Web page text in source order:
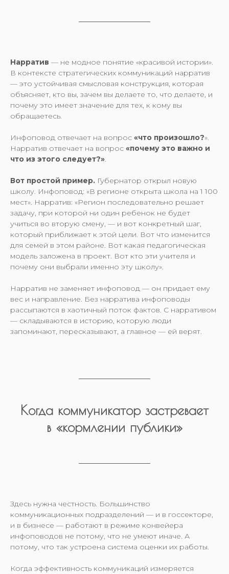
Нарратив — не модное понятие «красивой истории».
В контексте стратегических коммуникаций нарратив
— это устойчивая смысловая конструкция, которая
объясняет, кто вы, зачем вы делаете то, что делаете, и
почему это имеет значение для тех, к кому вы
обращаетесь.
Инфоповод отвечает на вопрос «что произошло?».
Нарратив отвечает на вопрос «почему это важно и
что из этого следует?».
Вот простой пример. Губернатор открыл новую
школу. Инфоповод: «В регионе открыта школа на 1 100
мест». Нарратив: «Регион последовательно решает
задачу, при которой ни один ребенок не будет
учиться во вторую смену, — и вот конкретный шаг,
который приближает к этой цели. Вот что изменится
для семей в этом районе. Вот какая педагогическая
модель заложена в проект. Вот кто эти учителя и
почему они выбрали именно эту школу».
Нарратив не заменяет инфоповод — он придает ему
вес и направление. Без нарратива инфоповоды
рассыпаются в хаотичный поток фактов. С нарративом
— складываются в историю, которую люди
запоминают, пересказывают, а главное — ей верят.
Когда коммуникатор застревает
в «кормлении публики»
Здесь нужна честность. Большинство
коммуникационных подразделений — и в госсекторе,
и в бизнесе — работают в режиме конвейера
инфоповодов не потому, что не умеют иначе. А
потому, что так устроена система оценки их работы.
Когда эффективность коммуникаций измеряется